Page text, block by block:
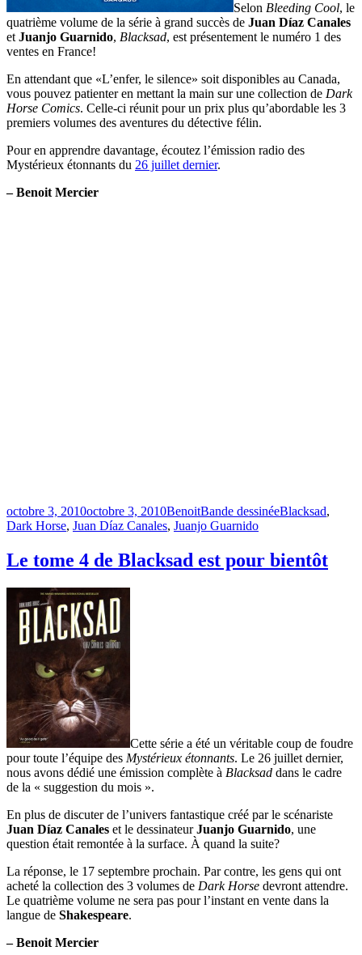
Selon Bleeding Cool, le
quatrième volume de la série à grand succès de Juan Díaz Canales
et Juanjo Guarnido, Blacksad, est présentement le numéro 1 des
ventes en France!
En attendant que «L’enfer, le silence» soit disponibles au Canada,
vous pouvez patienter en mettant la main sur une collection de Dark
Horse Comics. Celle-ci réunit pour un prix plus qu’abordable les 3
premiers volumes des aventures du détective félin.
Pour en apprendre davantage, écoutez l’émission radio des
Mystérieux étonnants du 26 juillet dernier.
– Benoit Mercier
Publié
le
octobre 3, 2010octobre 3, 2010BenoitCatégories
Bande dessinéeÉtiquettes
Blacksad,
Dark Horse, Juan Díaz Canales, Juanjo Guarnido
Le tome 4 de Blacksad est pour bientôt
Cette série a été un véritable coup de foudre
pour toute l’équipe des Mystérieux étonnants. Le 26 juillet dernier,
nous avons dédié une émission complète à Blacksad dans le cadre
de la « suggestion du mois ».
En plus de discuter de l’univers fantastique créé par le scénariste
Juan Díaz Canales et le dessinateurJuanjo Guarnido, une
question était remontée à la surface. À quand la suite?
La réponse, le 17 septembre prochain. Par contre, les gens qui ont
acheté la collection des 3 volumes de Dark Horse devront attendre.
Le quatrième volume ne sera pas pour l’instant en vente dans la
langue de Shakespeare.
– Benoit Mercier